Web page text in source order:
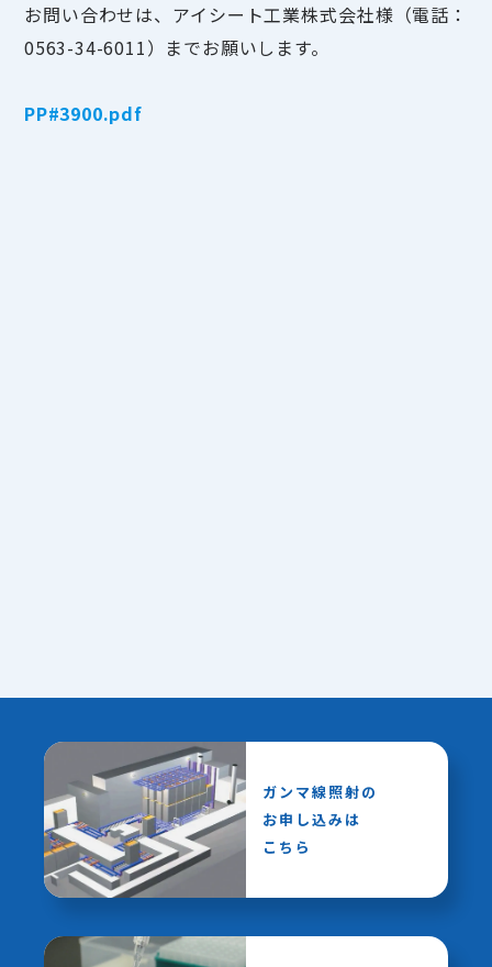
お問い合わせは、アイシート工業株式会社様（電話：
0563-34-6011）までお願いします。
PP#3900.pdf
ガンマ線照射の
お申し込みは
こちら